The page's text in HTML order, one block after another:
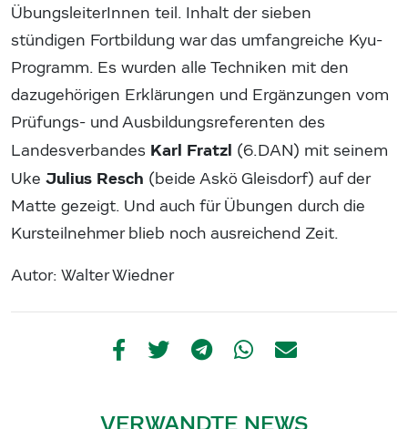
ÜbungsleiterInnen teil. Inhalt der sieben
stündigen Fortbildung war das umfangreiche Kyu-
Programm. Es wurden alle Techniken mit den
dazugehörigen Erklärungen und Ergänzungen vom
Prüfungs- und Ausbildungsreferenten des
Landesverbandes Karl Fratzl (6.DAN) mit seinem
Uke Julius Resch (beide Askö Gleisdorf) auf der
Matte gezeigt. Und auch für Übungen durch die
Kursteilnehmer blieb noch ausreichend Zeit.
Autor: Walter Wiedner
VERWANDTE NEWS